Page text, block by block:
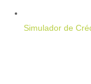
Simulador de